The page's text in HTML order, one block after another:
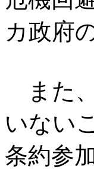
カ政府
また
いない
条約参